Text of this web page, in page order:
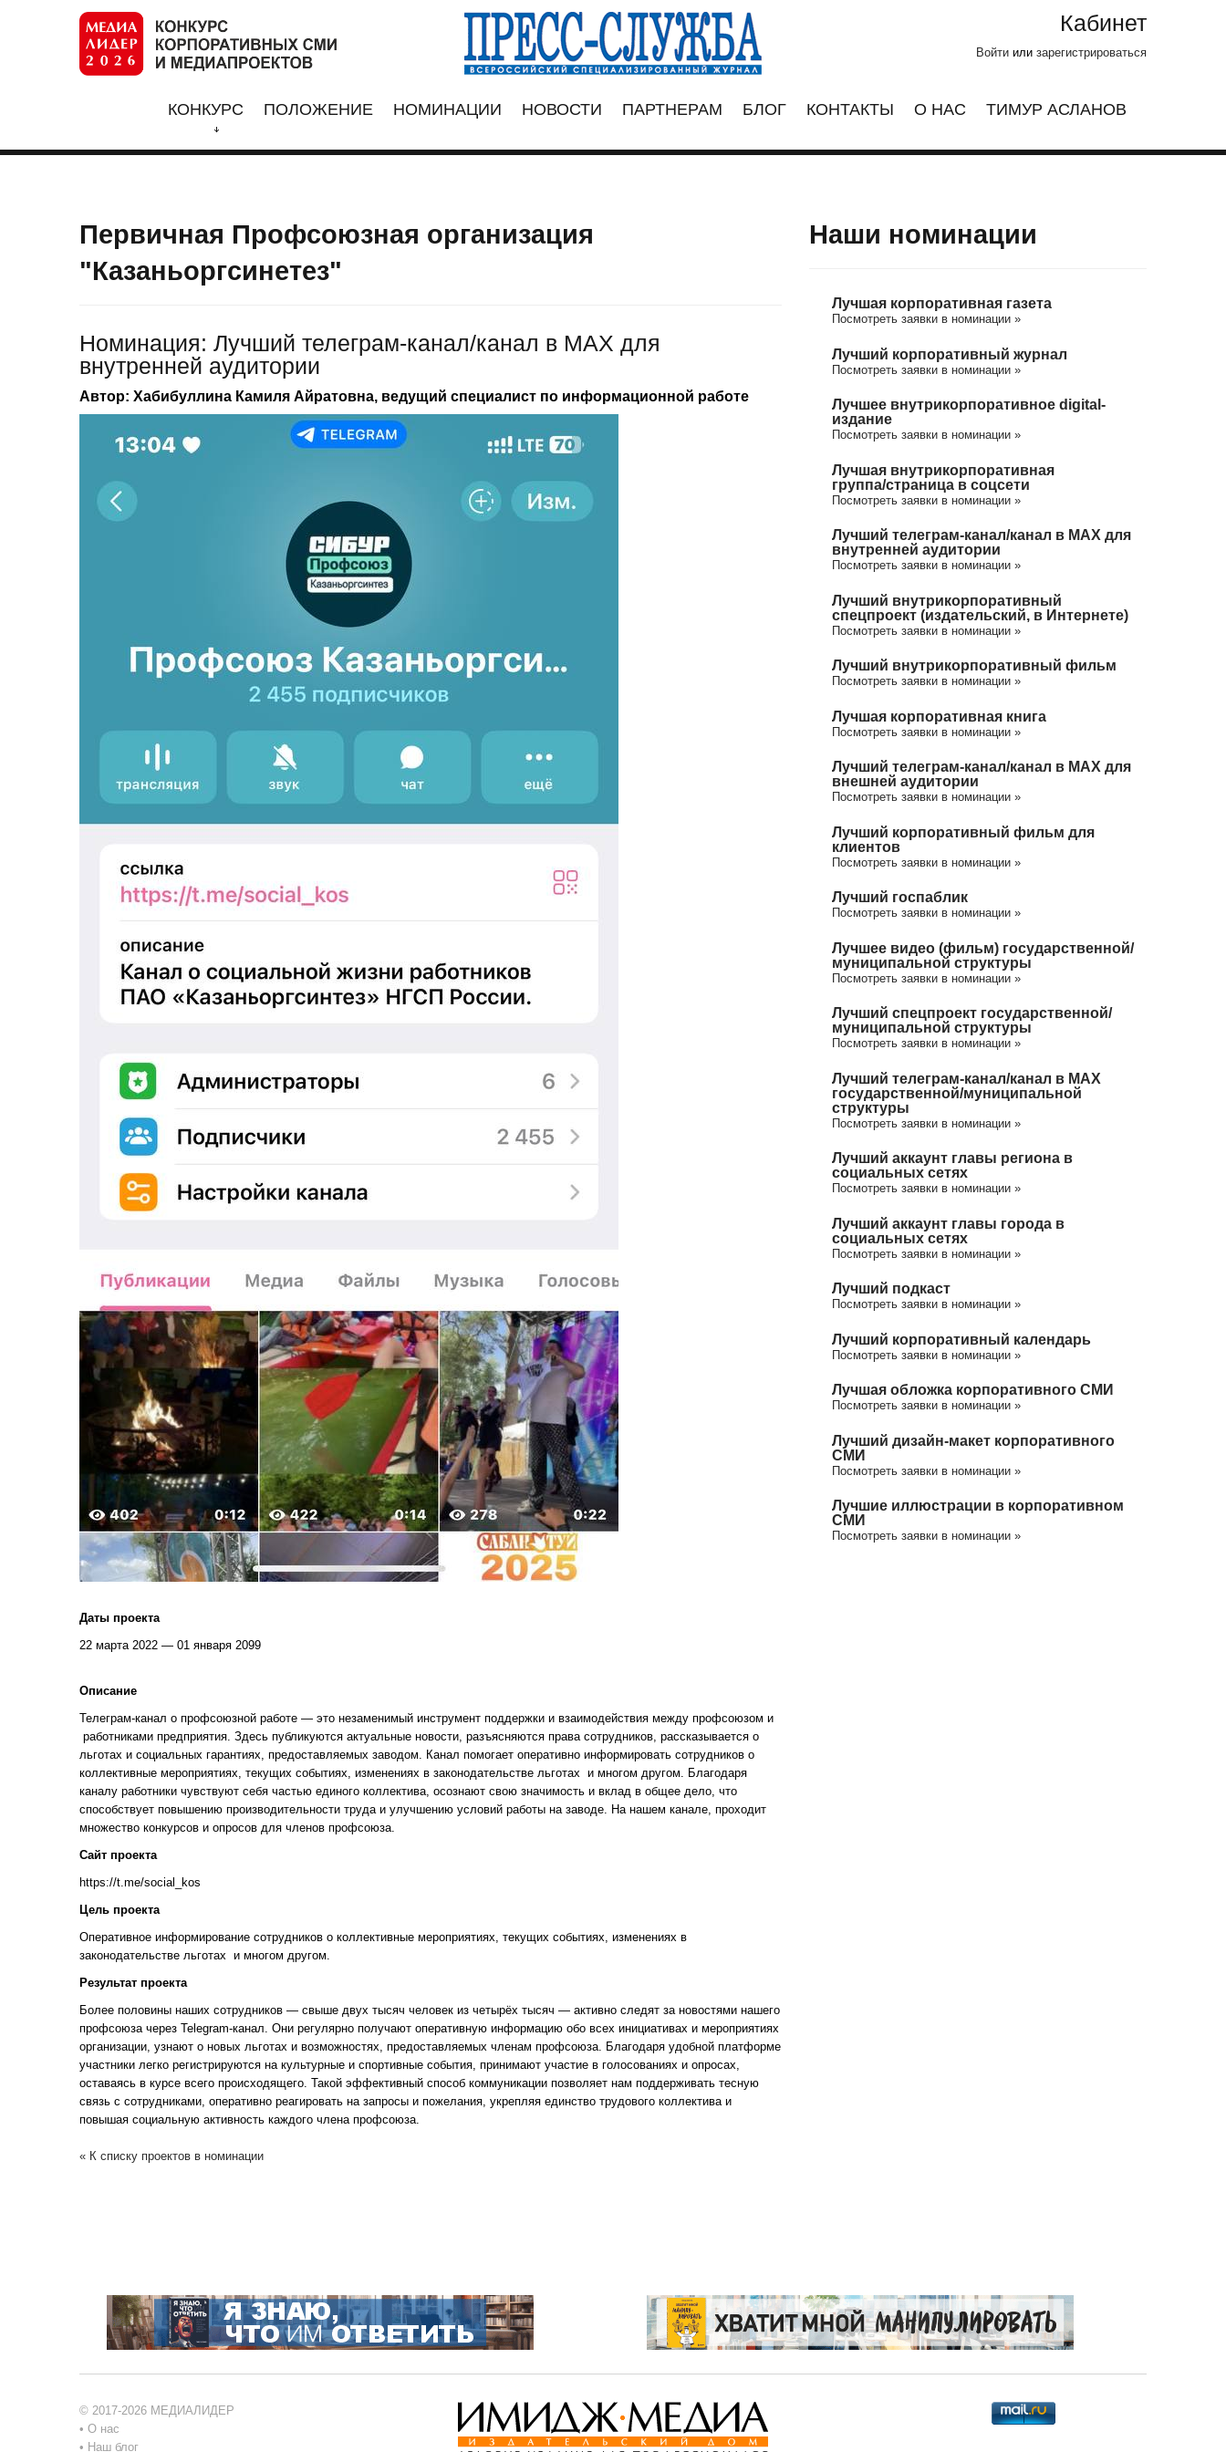
Кабинет
Войти или зарегистрироваться
КОНКУРС ПОЛОЖЕНИЕ НОМИНАЦИИ НОВОСТИ ПАРТНЕРАМ БЛОГ КОНТАКТЫ О НАС ТИМУР АСЛАНОВ
Первичная Профсоюзная организация
"Казаньоргсинетез"
Номинация: Лучший телеграм-канал/канал в МАХ для
внутренней аудитории
Автор: Хабибуллина Камиля Айратовна, ведущий специалист по информационной работе
Даты проекта
22 марта 2022 — 01 января 2099
Описание
Телеграм-канал о профсоюзной работе — это незаменимый инструмент поддержки и взаимодействия между профсоюзом и
работниками предприятия. Здесь публикуются актуальные новости, разъясняются права сотрудников, рассказывается о
льготах и социальных гарантиях, предоставляемых заводом. Канал помогает оперативно информировать сотрудников о
коллективные мероприятиях, текущих событиях, изменениях в законодательстве льготах и многом другом. Благодаря
каналу работники чувствуют себя частью единого коллектива, осознают свою значимость и вклад в общее дело, что
способствует повышению производительности труда и улучшению условий работы на заводе. На нашем канале, проходит
множество конкурсов и опросов для членов профсоюза.
Сайт проекта
https://t.me/social_kos
Цель проекта
Оперативное информирование сотрудников о коллективные мероприятиях, текущих событиях, изменениях в
законодательстве льготах и многом другом.
Результат проекта
Более половины наших сотрудников — свыше двух тысяч человек из четырёх тысяч — активно следят за новостями нашего
профсоюза через Telegram-канал. Они регулярно получают оперативную информацию обо всех инициативах и мероприятиях
организации, узнают о новых льготах и возможностях, предоставляемых членам профсоюза. Благодаря удобной платформе
участники легко регистрируются на культурные и спортивные события, принимают участие в голосованиях и опросах,
оставаясь в курсе всего происходящего. Такой эффективный способ коммуникации позволяет нам поддерживать тесную
связь с сотрудниками, оперативно реагировать на запросы и пожелания, укрепляя единство трудового коллектива и
повышая социальную активность каждого члена профсоюза.
« К списку проектов в номинации
Наши номинации
Лучшая корпоративная газета
Посмотреть заявки в номинации »
Лучший корпоративный журнал
Посмотреть заявки в номинации »
Лучшее внутрикорпоративное digital-
издание
Посмотреть заявки в номинации »
Лучшая внутрикорпоративная
группа/cтраница в соцсети
Посмотреть заявки в номинации »
Лучший телеграм-канал/канал в МАХ для
внутренней аудитории
Посмотреть заявки в номинации »
Лучший внутрикорпоративный
спецпроект (издательский, в Интернете)
Посмотреть заявки в номинации »
Лучший внутрикорпоративный фильм
Посмотреть заявки в номинации »
Лучшая корпоративная книга
Посмотреть заявки в номинации »
Лучший телеграм-канал/канал в МАХ для
внешней аудитории
Посмотреть заявки в номинации »
Лучший корпоративный фильм для
клиентов
Посмотреть заявки в номинации »
Лучший госпаблик
Посмотреть заявки в номинации »
Лучшее видео (фильм) государственной/
муниципальной структуры
Посмотреть заявки в номинации »
Лучший спецпроект государственной/
муниципальной структуры
Посмотреть заявки в номинации »
Лучший телеграм-канал/канал в МАХ
государственной/муниципальной
структуры
Посмотреть заявки в номинации »
Лучший аккаунт главы региона в
социальных сетях
Посмотреть заявки в номинации »
Лучший аккаунт главы города в
социальных сетях
Посмотреть заявки в номинации »
Лучший подкаст
Посмотреть заявки в номинации »
Лучший корпоративный календарь
Посмотреть заявки в номинации »
Лучшая обложка корпоративного СМИ
Посмотреть заявки в номинации »
Лучший дизайн-макет корпоративного
СМИ
Посмотреть заявки в номинации »
Лучшие иллюстрации в корпоративном
СМИ
Посмотреть заявки в номинации »
© 2017-2026 МЕДИАЛИДЕР
• О нас
• Наш блог